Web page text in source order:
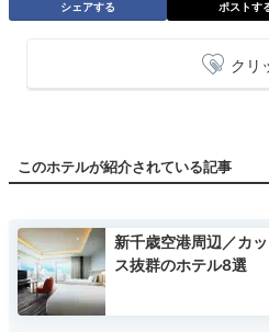
シェアする ポストす
クリ
このホテルが紹介されている記事
新千歳空港周辺／カ
ス抜群のホテル8選